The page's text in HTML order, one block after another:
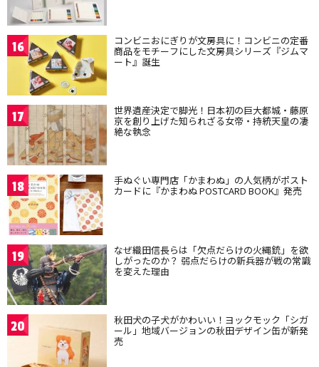
16 コンビニおにぎりが文房具に！コンビニの定番
商品をモチーフにした文房具シリーズ『ジムマ
ート』誕生
17 世界遺産決定で脚光！日本初の巨大都城・藤原
京を創り上げた知られざる女帝・持統天皇の凄
絶な執念
18 手ぬぐい専門店「かまわぬ」の人気柄がポスト
カードに『かまわぬ POSTCARD BOOK』発売
19 なぜ織田信長らは「欠点だらけの火縄銃」を欲
しがったのか？ 弱点だらけの新兵器が戦の常識
を変えた理由
20 秋田犬の子犬がかわいい！ヨックモック「シガ
ール」地域バージョンの秋田デザイン缶が新発
売